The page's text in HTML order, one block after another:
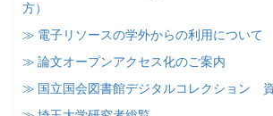
方）
≫ 電子リソースの学外からの利用について
≫ 論文オープンアクセス化のご案内
≫ 国立国会図書館デジタルコレクション